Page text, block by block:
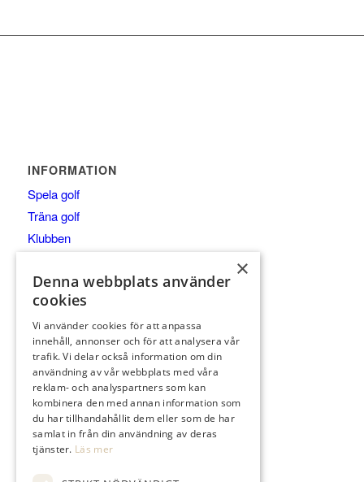
INFORMATION
Spela golf
Träna golf
Klubben
Anläggningen
Besök
KONTAKTA
021-653 00
kansli@tortunagk.com
×
Denna webbplats använder
cookies
Vi använder cookies för att anpassa
innehåll, annonser och för att analysera vår
trafik. Vi delar också information om din
användning av vår webbplats med våra
reklam- och analyspartners som kan
kombinera den med annan information som
du har tillhandahållit dem eller som de har
samlat in från din användning av deras
tjänster. Läs mer